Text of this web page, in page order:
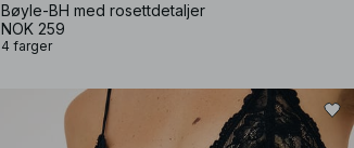
Bøyle-BH med rosettdetaljer
NOK 259
4 farger